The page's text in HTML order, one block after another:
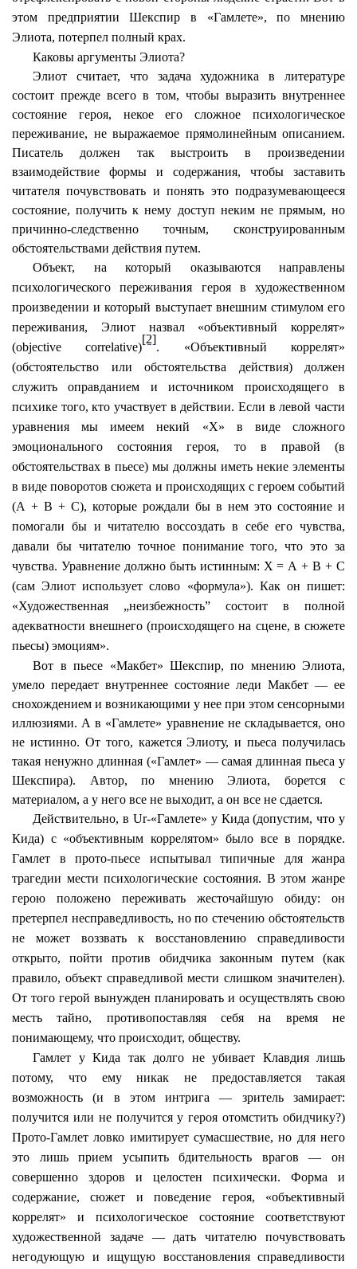
этом предприятии Шекспир в «Гамлете», по мнению
Элиота, потерпел полный крах.
Каковы аргументы Элиота?
Элиот считает, что задача художника в литературе
состоит прежде всего в том, чтобы выразить внутреннее
состояние героя, некое его сложное психологическое
переживание, не выражаемое прямолинейным описанием.
Писатель должен так выстроить в произведении
взаимодействие формы и содержания, чтобы заставить
читателя почувствовать и понять это подразумевающееся
состояние, получить к нему доступ неким не прямым, но
причинно-следственно точным, сконструированным
обстоятельствами действия путем.
Объект, на который оказываются направлены
психологического переживания героя в художественном
произведении и который выступает внешним стимулом его
переживания, Элиот назвал «объективный коррелят»
(objective correlative)
[2]
. «Объективный коррелят»
(обстоятельство или обстоятельства действия) должен
служить оправданием и источником происходящего в
психике того, кто участвует в действии. Если в левой части
уравнения мы имеем некий «Х» в виде сложного
эмоционального состояния героя, то в правой (в
обстоятельствах в пьесе) мы должны иметь некие элементы
в виде поворотов сюжета и происходящих с героем событий
(А + В + С), которые рождали бы в нем это состояние и
помогали бы и читателю воссоздать в себе его чувства,
давали бы читателю точное понимание того, что это за
чувства. Уравнение должно быть истинным: Х = А + В + С
(сам Элиот использует слово «формула»). Как он пишет:
«Художественная „неизбежность” состоит в полной
адекватности внешнего (происходящего на сцене, в сюжете
пьесы) эмоциям».
Вот в пьесе «Макбет» Шекспир, по мнению Элиота,
умело передает внутреннее состояние леди Макбет — ее
снохождением и возникающими у нее при этом сенсорными
иллюзиями. А в «Гамлете» уравнение не складывается, оно
не истинно. От того, кажется Элиоту, и пьеса получилась
такая ненужно длинная («Гамлет» — самая длинная пьеса у
Шекспира). Автор, по мнению Элиота, борется с
материалом, а у него все не выходит, а он все не сдается.
Действительно, вUr-«Гамлете» у Кида (допустим, что у
Кида) с «объективным коррелятом» было все в порядке.
Гамлет в прото-пьесе испытывал типичные для жанра
трагедии мести психологические состояния. В этом жанре
герою положено переживать жесточайшую обиду: он
претерпел несправедливость, но по стечению обстоятельств
не может воззвать к восстановлению справедливости
открыто, пойти против обидчика законным путем (как
правило, объект справедливой мести слишком значителен).
От того герой вынужден планировать и осуществлять свою
месть тайно, противопоставляя себя на время не
понимающему, что происходит, обществу.
Гамлет уКида так долго не убивает Клавдия лишь
потому, что ему никак не предоставляется такая
возможность (и в этом интрига — зритель замирает:
получится или не получится у героя отомстить обидчику?)
Прото-Гамлет ловко имитирует сумасшествие, но для него
это лишь прием усыпить бдительность врагов — он
совершенно здоров и целостен психически. Форма и
содержание, сюжет и поведение героя, «объективный
коррелят» и психологическое состояние соответствуют
художественной задаче — дать читателю почувствовать
негодующую и ищущую восстановления справедливости